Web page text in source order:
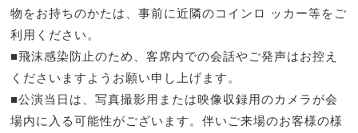
物をお持ちのかたは、事前に近隣のコインロ ッカー等をご
利用ください。
■飛沫感染防止のため、客席内での会話やご発声はお控え
くださいますようお願い申し上げます。
■公演当日は、写真撮影用または映像収録用のカメラが会
場内に入る可能性がございます。伴いご来場のお客様の様